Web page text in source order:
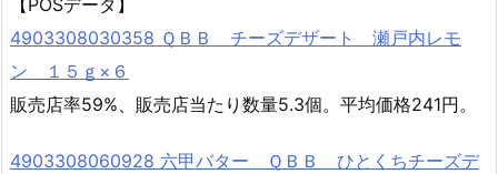
4903308030358 ＱＢＢ チーズデザート 瀬戸内レモ
ン １５ｇ×６
販売店率59%、販売店当たり数量5.3個。平均価格241円。
4903308060928 六甲バター ＱＢＢ ひとくちチーズデ